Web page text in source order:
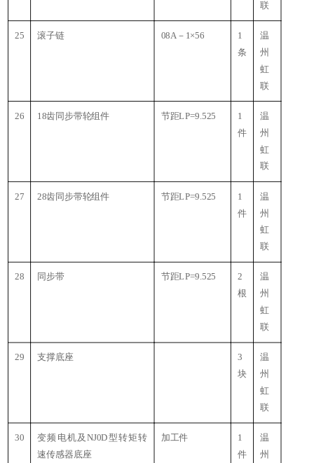
联
25 滚子链 08A－1×56
1
条
温
州
虹
联
26 18齿同步带轮组件 节距LP=9.525
1
件
温
州
虹
联
27 28齿同步带轮组件 节距LP=9.525 1
件
温
州
虹
联
28 同步带 节距LP=9.525 2
根
温
州
虹
联
29 支撑底座 3
块
温
州
虹
联
30
变频电机及NJ0D型转矩转
速传感器底座
加工件
1
件
温
州